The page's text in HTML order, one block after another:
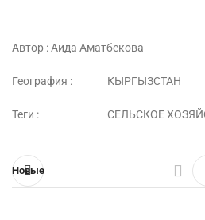
Автор :Аида Аматбекова
География : КЫРГЫЗСТАН
Теги : СЕЛЬСКОЕ
Новые